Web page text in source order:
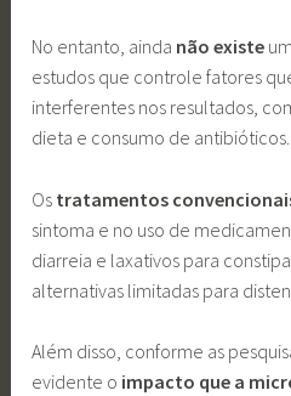
No entanto, ainda não existe
estudos que controle fatores
interferentes nos resultados,
dieta e consumo de antibióticos.
Os tratamentos
sintoma e no uso de
diarreia e laxativos para
alternativas limitadas para
Além disso, conforme as
evidente o impacto que a